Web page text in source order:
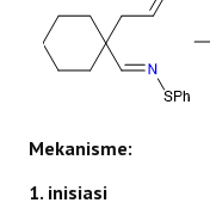
Mekanisme:
1. inisiasi